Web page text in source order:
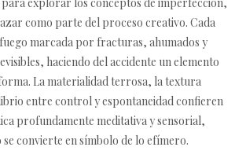
como parte del proceso creativo. Cada
marcada por fracturas, ahumados y
haciendo del accidente un elemento
La materialidad terrosa, la textura
entre control y espontaneidad confieren
profundamente meditativa y sensorial,
convierte en símbolo de lo efímero.